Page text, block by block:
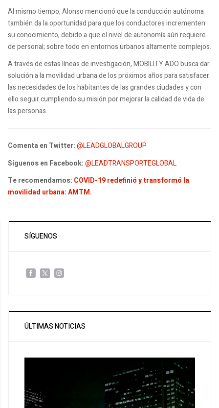
Al mismo tiempo, Alonso mencionó que la conducción autónoma
también da la oportunidad para que los conductores incrementen
su conocimiento, debido a que el nivel de autonomía aún requiere
de personal; sobre todo en entornos urbanos altamente complejos.
A través de estas líneas de investigación, MOBILITY ADO busca dar
solución a la movilidad urbana de los próximos años para satisfacer
las necesidades de los habitantes de las grandes ciudades y con
ello seguir cumpliendo su misión por mejorar la calidad de vida de
las personas.
Comenta en Twitter:@LEADGLOBALGROUP
Síguenos en Facebook:@LEADTRANSPORTEGLOBAL
Te recomendamos: COVID-19 redefinió y transformó la
movilidad urbana: AMTM.
SÍGUENOS
ÚLTIMAS NOTICIAS